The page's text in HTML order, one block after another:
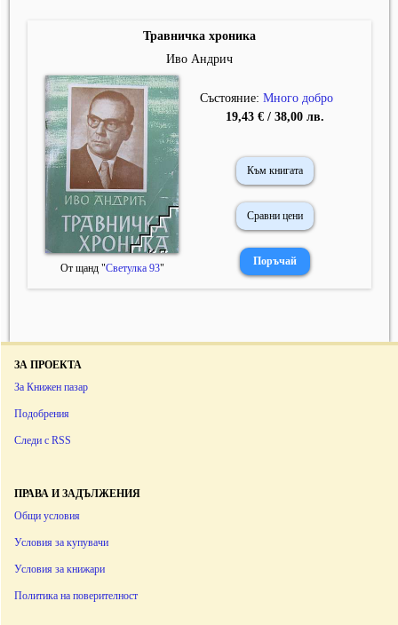
Травничка хроника
Иво Андрич
От щанд "Светулка 93"
Състояние: Много добро
19,43 € / 38,00 лв.
Към книгата
Сравни цени
ЗА ПРОЕКТА
За Книжен пазар
Подобрения
Следи с RSS
ПРАВА И ЗАДЪЛЖЕНИЯ
Общи условия
Условия за купувачи
Условия за книжари
Политика на поверителност